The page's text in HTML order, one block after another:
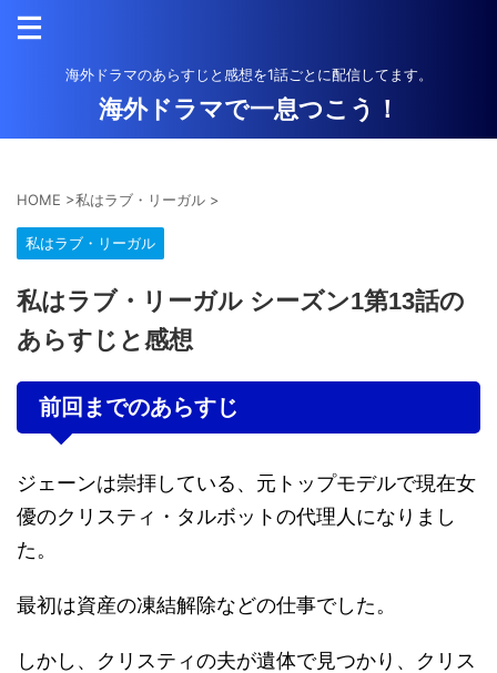
海外ドラマのあらすじと感想を1話ごとに配信してます。
海外ドラマで一息つこう！
HOME >私はラブ・リーガル >
私はラブ・リーガル
私はラブ・リーガル シーズン1第13話の
あらすじと感想
前回までのあらすじ
ジェーンは崇拝している、元トップモデルで現在女
優のクリスティ・タルボットの代理人になりまし
た。
最初は資産の凍結解除などの仕事でした。
しかし、クリスティの夫が遺体で見つかり、クリス